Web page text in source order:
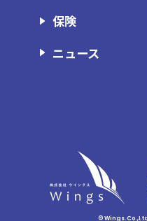
保険
ニュース
©